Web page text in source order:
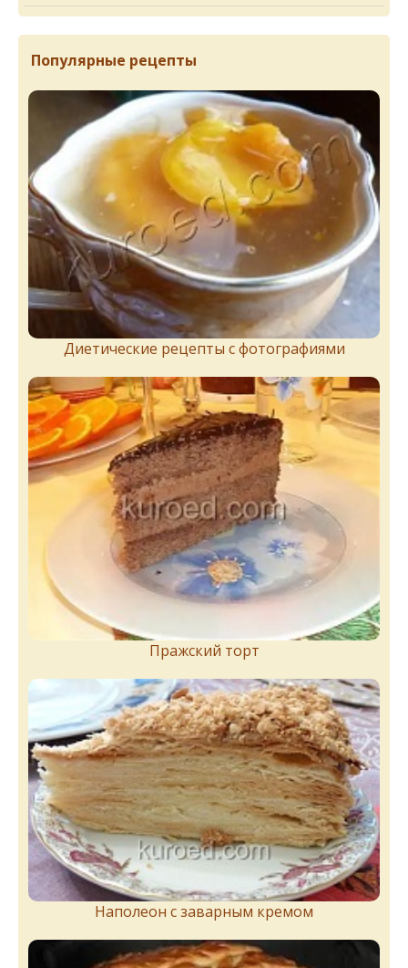
Популярные рецепты
Диетические рецепты с фотографиями
Пражский торт
Наполеон с заварным кремом